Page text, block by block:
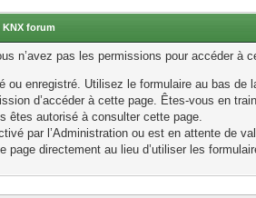
forum
n’avez pas les permissions pour accéder à
ou enregistré. Utilisez le formulaire au bas de
d’accéder à cette page. Êtes-vous en
êtes autorisé à consulter cette page.
par l’Administration ou est en attente de
page directement au lieu d’utiliser les